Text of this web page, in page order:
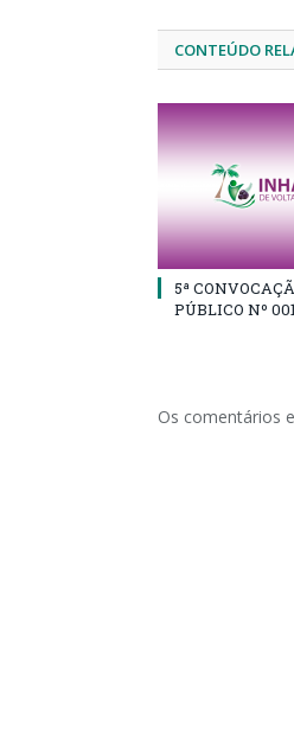
CONTEÚDO
5ª
PÚBLICO Nº
Os comentários